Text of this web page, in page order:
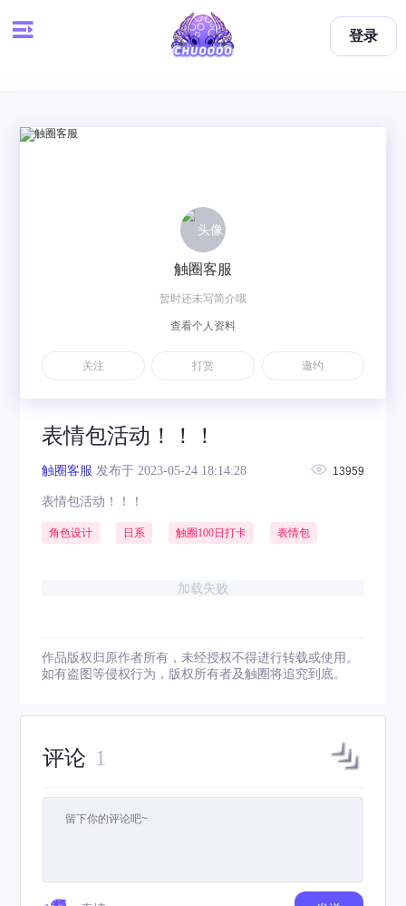
登录
表情包活动！！！
触圈客服 发布于 2023-05-24 18:14:28 13959
表情包活动！！！
角色设计 日系 触圈100日打卡 表情包
加载失败
作品版权归原作者所有，未经授权不得进行转载或使用。
如有盗图等侵权行为，版权所有者及触圈将追究到底。
评论 1
触圈客服
暂时还未写简介哦
查看个人资料
关注 打赏 邀约